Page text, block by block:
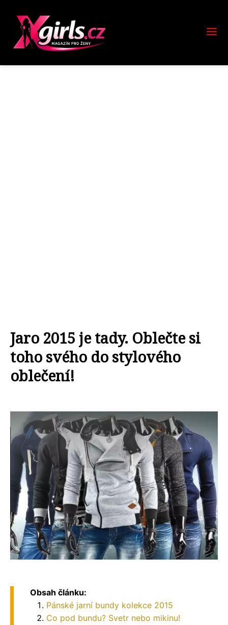
Jaro 2015 je tady. Oblečte si
toho svého do stylového
oblečení!
Obsah článku:
Pánské jarní bundy kolekce 2015
Co pod bundu? Svetr nebo mikinu!